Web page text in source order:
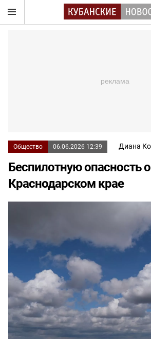
Общество 06.06.2026 12:39 Диана
Беспилотную опасность
Краснодарском крае